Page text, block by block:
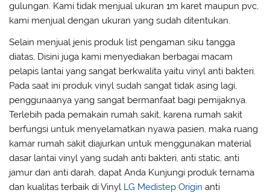
gulungan. Kami tidak menjual ukuran 1m karet maupun pvc,
kami menjual dengan ukuran yang sudah ditentukan.
Selain menjual jenis produk list pengaman siku tangga
diatas, Disini juga kami menyediakan berbagai macam
pelapis lantai yang sangat berkwalita yaitu vinyl anti bakteri.
Pada saat ini produk vinyl sudah sangat tidak asing lagi,
penggunaanya yang sangat bermanfaat bagi pemijaknya.
Terlebih pada pemakain rumah sakit, karena rumah sakit
berfungsi untuk menyelamatkan nyawa pasien, maka ruang
kamar rumah sakit diajurkan untuk menggunakan material
dasar lantai vinyl yang sudah anti bakteri, anti static, anti
jamur dan anti darah, dapat Anda Kunjungi produk ternama
dan kualitas terbaik di Vinyl LG Medistep Origin anti